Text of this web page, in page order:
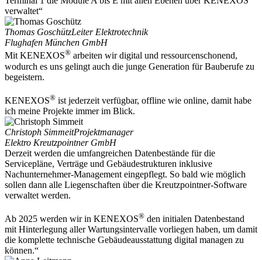
verwaltet“
Thomas GoschützLeiter Elektrotechnik
Flughafen München GmbH
Mit KENEXOS® arbeiten wir digital und ressourcenschonend,
wodurch es uns gelingt auch die junge Generation für Bauberufe zu
begeistern.
KENEXOS® ist jederzeit verfügbar, offline wie online, damit habe
ich meine Projekte immer im Blick.
Christoph SimmeitProjektmanager
Elektro Kreutzpointner GmbH
Derzeit werden die umfangreichen Datenbestände für die
Servicepläne, Verträge und Gebäudestrukturen inklusive
Nachunternehmer-Management eingepflegt. So bald wie möglich
sollen dann alle Liegenschaften über die Kreutzpointner-Software
verwaltet werden.
Ab 2025 werden wir in KENEXOS® den initialen Datenbestand
mit Hinterlegung aller Wartungsintervalle vorliegen haben, um damit
die komplette technische Gebäudeausstattung digital managen zu
können.“